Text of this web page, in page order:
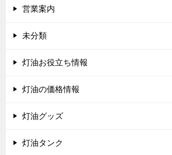
営業案内
未分類
灯油お役立ち情報
灯油の価格情報
灯油グッズ
灯油タンク